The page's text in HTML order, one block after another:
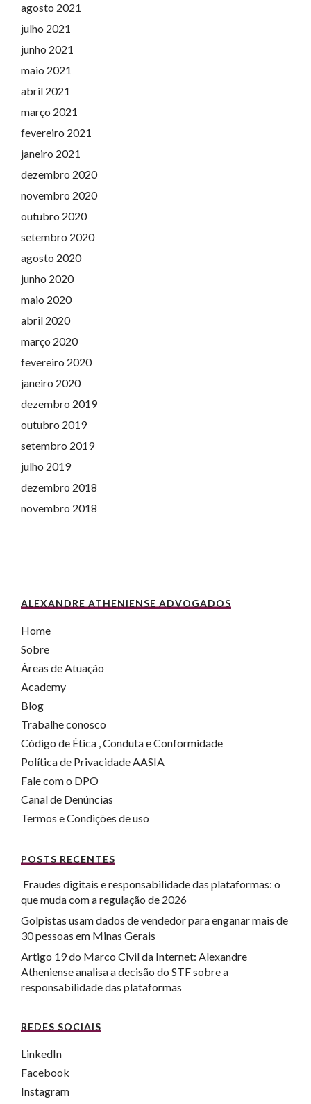
agosto 2021
julho 2021
junho 2021
maio 2021
abril 2021
março 2021
fevereiro 2021
janeiro 2021
dezembro 2020
novembro 2020
outubro 2020
setembro 2020
agosto 2020
junho 2020
maio 2020
abril 2020
março 2020
fevereiro 2020
janeiro 2020
dezembro 2019
outubro 2019
setembro 2019
julho 2019
dezembro 2018
novembro 2018
ALEXANDRE ATHENIENSE ADVOGADOS
Home
Sobre
Áreas de Atuação
Academy
Blog
Trabalhe conosco
Código de Ética , Conduta e Conformidade
Política de Privacidade AASIA
Fale com o DPO
Canal de Denúncias
Termos e Condições de uso
POSTS RECENTES
Fraudes digitais e responsabilidade das plataformas: o
que muda com a regulação de 2026
Golpistas usam dados de vendedor para enganar mais de
30 pessoas em Minas Gerais
Artigo 19 do Marco Civil da Internet: Alexandre
Atheniense analisa a decisão do STF sobre a
responsabilidade das plataformas
REDES SOCIAIS
LinkedIn
Facebook
Instagram